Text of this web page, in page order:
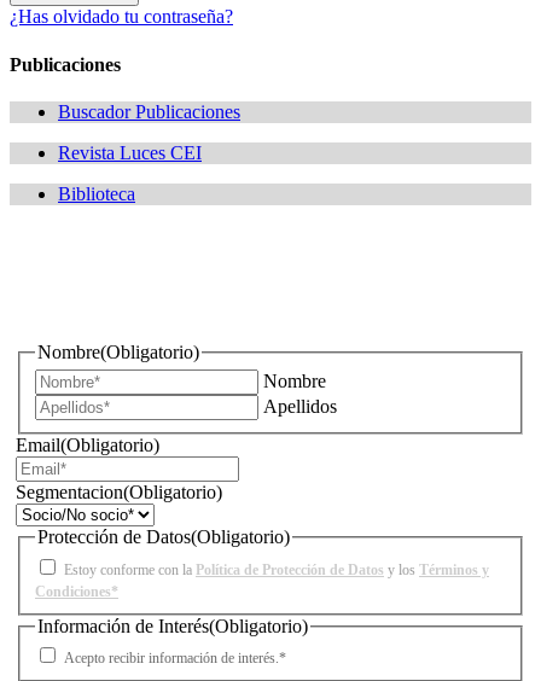
¿Has olvidado tu contraseña?
Publicaciones
Buscador Publicaciones
Revista Luces CEI
Biblioteca
Nombre(Obligatorio)
Nombre
Apellidos
Email(Obligatorio)
Segmentacion(Obligatorio)
Protección de Datos(Obligatorio)
Estoy conforme con la Política de Protección de Datos y los Términos y
Condiciones*
Información de Interés(Obligatorio)
Acepto recibir información de interés.*